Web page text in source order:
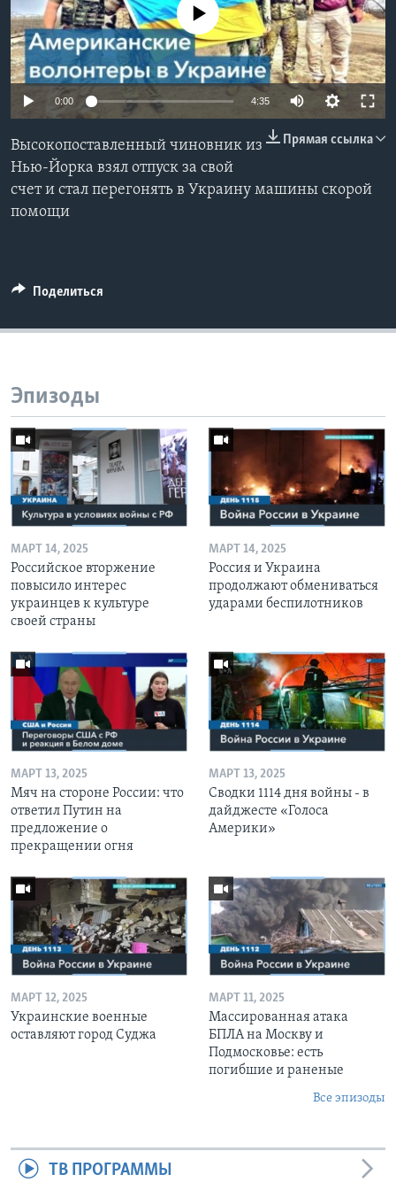
Learning English
СОЦИАЛЬНЫЕ СЕТИ
Языки
No media source currently available
0:00 4:35
Прямая ссылка
Высокопоставленный чиновник из
Нью-Йорка взял отпуск за свой
счет и стал перегонять в Украину машины скорой
помощи
Поделиться
Эпизоды
МАРТ 14, 2025
Российское вторжение
повысило интерес
украинцев к культуре
своей страны
МАРТ 14, 2025
Россия и Украина
продолжают обмениваться
ударами беспилотников
МАРТ 13, 2025
Мяч на стороне России: что
ответил Путин на
предложение о
прекращении огня
МАРТ 13, 2025
Сводки 1114 дня войны - в
дайджесте «Голоса
Америки»
МАРТ 12, 2025
Украинские военные
оставляют город Суджа
МАРТ 11, 2025
Массированная атака
БПЛА на Москву и
Подмосковье: есть
погибшие и раненые
Все эпизоды
ТВ ПРОГРАММЫ